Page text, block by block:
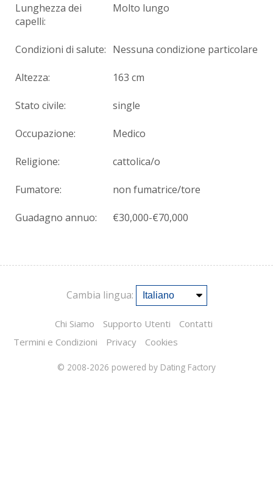
Lunghezza dei
capelli:
Molto lungo
Condizioni di salute: Nessuna condizione particolare
Altezza: 163 cm
Stato civile: single
Occupazione: Medico
Religione: cattolica/o
Fumatore: non fumatrice/tore
Guadagno annuo: €30,000-€70,000
Cambia lingua:
Chi Siamo Supporto Utenti
Contatti
Termini e Condizioni
Privacy Cookies
© 2008-2026 powered by Dating Factory